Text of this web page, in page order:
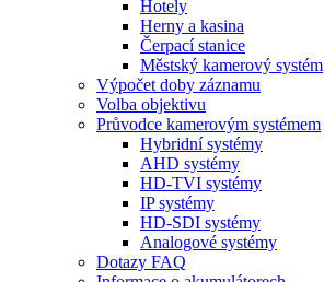
Hotely
Herny a kasina
Čerpací stanice
Městský kamerový systém
Výpočet doby záznamu
Volba objektivu
Průvodce kamerovým systémem
Hybridní systémy
AHD systémy
HD-TVI systémy
IP systémy
HD-SDI systémy
Analogové systémy
Dotazy FAQ